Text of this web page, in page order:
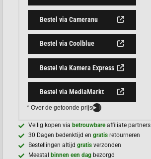
Bestel via Cameranu
Bestel via Coolblue
Bestel via Kamera Express
Bestel via MediaMarkt
* Over de getoonde prijs i
Veilig kopen via betrouwbareaffiliate partners
30 Dagen bedenktijd engratis retourneren
Bestellingen altijdgratisverzonden
Meestal
binnen een dag bezorgd